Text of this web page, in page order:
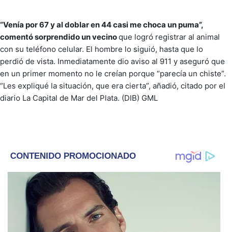
“Venía por 67 y al doblar en 44 casi me choca un puma”,
comentó sorprendido un vecinoque logró registrar al animal
con su teléfono celular. El hombre lo siguió, hasta que lo
perdió de vista. Inmediatamente dio aviso al 911 y aseguró que
en un primer momento no le creían porque “parecía un chiste”.
“Les expliqué la situación, que era cierta”, añadió, citado por el
diario La Capital de Mar del Plata. (DIB) GML